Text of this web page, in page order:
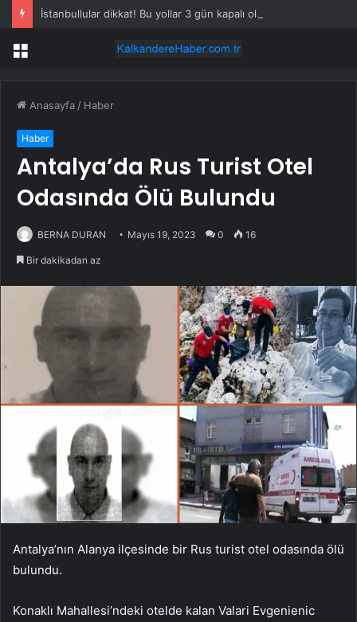
İstanbullular dikkat! Bu yollar 3 gün kapalı olacak
Menü
Anasayfa / Haber
Haber
Antalya’da Rus Turist Otel
Odasında Ölü Bulundu
BERNA DURAN Mayıs 19, 2023 0 16
Bir dakikadan az
Antalya’nın Alanya ilçesinde bir Rus turist otel odasında ölü
bulundu.
Konaklı Mahallesi’ndeki otelde kalan Valari Evgenienic